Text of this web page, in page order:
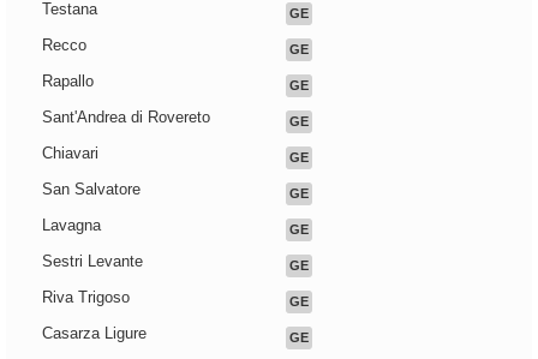
Testana GE
Recco GE
Rapallo GE
Sant'Andrea di Rovereto GE
Chiavari GE
San Salvatore GE
Lavagna GE
Sestri Levante GE
Riva Trigoso GE
Casarza Ligure GE